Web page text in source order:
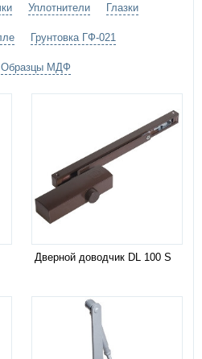
Уплотнители Глазки
Грунтовка ГФ-021
Образцы МДФ
Дверной доводчик DL 100 S